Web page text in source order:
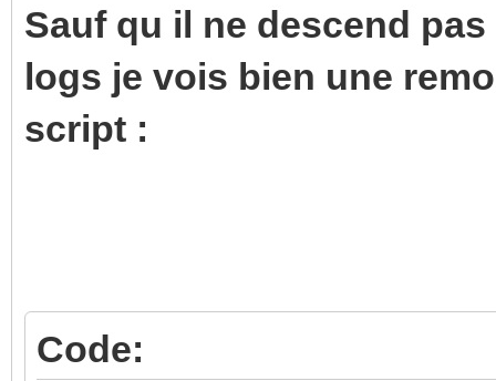
elseif
elseif
Sauf qu il ne descend
logs je vois bien une
script :
Code: